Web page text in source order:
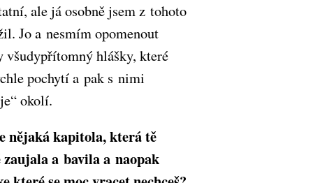
ale já osobně jsem z tohoto
Jo a nesmím opomenout
všudypřítomný hlášky, které
pochytí a pak s nimi
okolí.
nějaká kapitola, která tě
zaujala a bavila a naopak